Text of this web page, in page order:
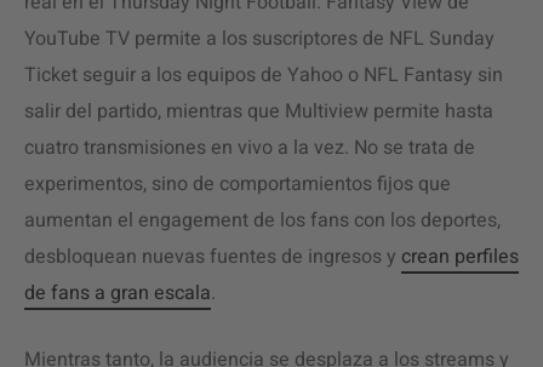
YouTube TV permite a los suscriptores de NFL Sunday
Ticket seguir a los equipos de Yahoo o NFL Fantasy sin
salir del partido, mientras que Multiview permite hasta
cuatro transmisiones en vivo a la vez. No se trata de
experimentos, sino de comportamientos fijos que
aumentan el engagement de los fans con los deportes,
desbloquean nuevas fuentes de ingresos y crean perfiles
de fans a gran escala.
Mientras tanto, la audiencia se desplaza a los streams y